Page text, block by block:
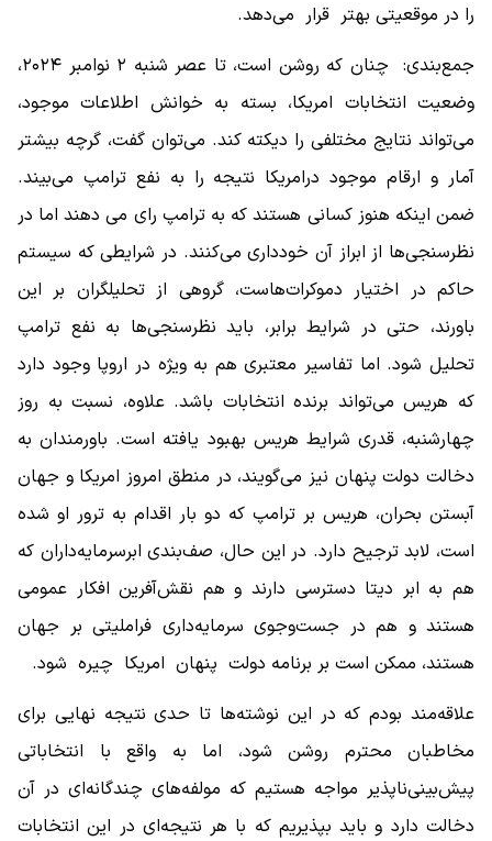
را در موقعیتی بهتر قرار می‌دهد.
جمع‌بندی: چنان که روشن است، تا عصر شنبه ۲ نوامبر ۲۰۲۴،
وضعیت انتخابات امریکا، بسته به خوانش اطلاعات موجود،
می‌تواند نتایج مختلفی را دیکته کند. می‌توان گفت، گرچه بیشتر
آمار و ارقام موجود درامریکا نتیجه را به نفع ترامپ می‌بیند.
ضمن اینکه هنوز کسانی هستند که به ترامپ رای می‌ دهند اما در
نظر‌سنجی‌ها از ابراز آن خودداری می‌کنند. در شرایطی که سیستم
حاکم در اختیار دموکرات‌هاست، گروهی از تحلیلگران بر این
باورند، حتی در شرایط برابر، باید نظرسنجی‌ها به نفع ترامپ
تحلیل شود. اما تفاسیر معتبری هم به ویژه در اروپا وجود دارد
که هریس می‌تواند برنده انتخابات باشد. علاوه، نسبت به روز
چهارشنبه، قدری شرایط هریس بهبود یافته است. باورمندان به
دخالت دولت پنهان نیز می‌گویند، در منطق امروز امریکا و جهان
آبستن بحران، هریس بر ترامپ که دو بار اقدام به ترور او شده
است، لابد ترجیح دارد. در این حال، صف‌بندی ابرسرمایه‌داران که
هم به ابر دیتا دسترسی دارند و هم نقش‌آفرین افکار عمومی
هستند و هم در جست‌وجوی سرمایه‌داری فراملیتی بر جهان
هستند، ممکن است بر برنامه دولت پنهان امریکا چیره شود.
علاقه‌مند بودم که در این نوشته‌ها تا حدی نتیجه نهایی برای
مخاطبان محترم روشن شود، اما به واقع با انتخاباتی
پیش‌بینی‌ناپذیر مواجه هستیم که مولفه‌های چندگانه‌ای در آن
دخالت دارد و باید بپذیریم که با هر نتیجه‌ای در این انتخابات